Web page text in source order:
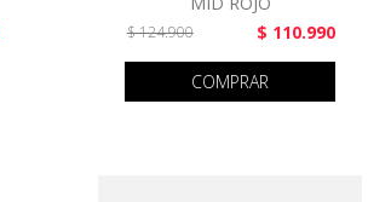
$ 124.900 $ 110.990
COMPRAR